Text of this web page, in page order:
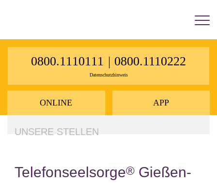
0800.1110111 | 0800.1110222
Datenschutzhinweis
ONLINE APP
UNSERE STELLEN
Telefonseelsorge® Gießen-